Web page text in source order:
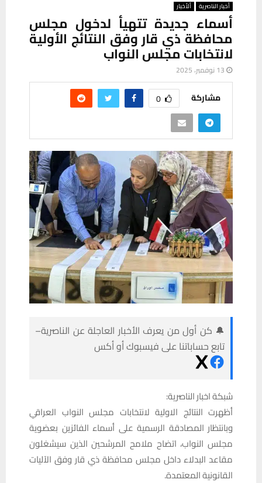
أخبار الناصرية ألأخبار
أسماء جديدة تتهيأ لدخول مجلس
محافظة ذي قار وفق النتائج الأولية
لانتخابات مجلس النواب
13 نوفمبر، 2025
مشاركة 0
🔔 كن أول من يعرف الأخبار العاجلة عن الناصرية–
تابع حساباتنا على فيسبوك أو أكس
شبكة اخبار الناصرية:
أظهرت النتائج الاولية لانتخابات مجلس النواب العراقي
وبانتظار المصادقة الرسمية على أسماء الفائزين بعضوية
مجلس النواب، اتضاح ملامح المرشحين الذين سيشغلون
مقاعد البدلاء داخل مجلس محافظة ذي قار وفق الآليات
القانونية المعتمدة.